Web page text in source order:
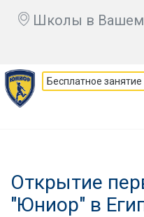
Школы в Вашем
Бесплатное занятие
Открытие
"Юниор" в